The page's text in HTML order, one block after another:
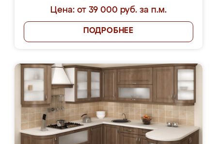
Цена: от 39 000 руб. за п.м.
ПОДРОБНЕЕ